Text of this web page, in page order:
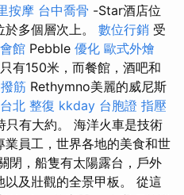
按摩 台中喬骨 -Star酒店位
多個層次上。 數位行銷 受
館 Pebble 優化 歐式外燴
有150米，而餐館，酒吧和
筋 Rethymno美麗的威尼斯
台北 整復 kkday 台胞證 指壓
有大約。 海洋火車是技術
員工，世界各地的美食和世
閉，船隻有太陽露台，戶外
及壯觀的全景甲板。 從這